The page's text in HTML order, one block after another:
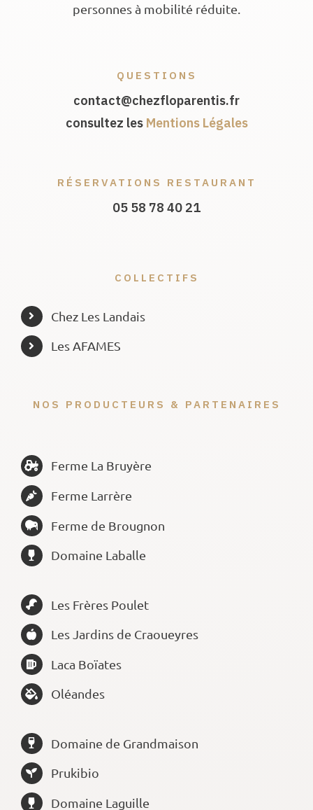
QUESTIONS
contact@chezfloparentis.fr
consultez les Mentions Légales
RÉSERVATIONS RESTAURANT
05 58 78 40 21
NOS PRODUCTEURS & PARTENAIRES
Ferme La Bruyère
Ferme Larrère
Ferme de Brougnon
Domaine Laballe
Les Frères Poulet
Les Jardins de Craoueyres
Laca Boïates
Oléandes
Domaine de Grandmaison
Prukibio
Domaine Laguille
COLLECTIFS
Chez Les Landais
Les AFAMES
personnes à mobilité réduite.